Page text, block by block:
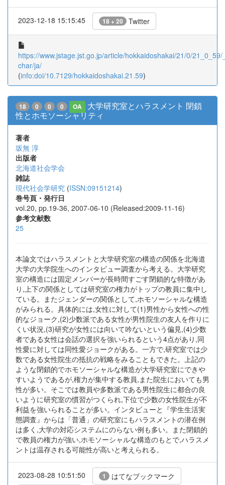
2023-12-18 15:15:45 18 + 20 Twitter
https://www.jstage.jst.go.jp/article/hokkaidoshakai/21/0/21_0_59/
char/ja/
(info:doi/10.7129/hokkaidoshakai.21.59)
18 0 0 0 OA
大学研究室とハラスメント 閉鎖
性とホモソーシャリティ
著者
坂無 淳
出版者
北海道社会学会
雑誌
現代社会学研究 (ISSN:09151214)
巻号頁・発行日
vol.20, pp.19-36, 2007-06-10 (Released:2009-11-16)
参考文献数
25
本論文ではハラスメントと大学研究室の構造の関係を北海道
大学の大学院生へのインタビュー調査から考える。大学研究
室の構造には固定メンバーが長時間すごす閉鎖的な特徴があ
り,上下の関係としては研究室の権力がトップの教員に集中し
ている。またジェンダーの関係として,ホモソーシャルな構造
がみられる。具体的には,女性に対して(1)男性から女性への性
的なジョーク,(2)少数派である女性が男性院生の友人を作りに
くい状況,(3)研究が女性には向いて吟ないという偏見,(4)少数
者である女性は会話の選択を強いられるという4点があり,同
性愛に対しては同性愛ジョークがある。一方で,研究室では少
数である女性院生の抵抗の戦略をみることもできた。上記の
ような閉鎖的でホモソーシャルな構造が大学研究室にできや
すいようであるが,権力が集中する教員,また院生においても男
性が多い。そこでは教員や多数派である男性院生に都合の良
いように研究室の慣習がつくられ,下位で少数の女性院生が不
利益を強いられることが多い。インタビューと『学生生活実
態調査』からは「普通」の研究室にもハラスメントの潜在例
は多く,大学の対応システムにのらない例も多い。また閉鎖的
で教員の権力が強い,ホモソーシャルな構造のもとで,ハラスメ
ントは温存される可能性が高いと考えられる。
2023-08-28 10:51:50 1 はてなブックマーク